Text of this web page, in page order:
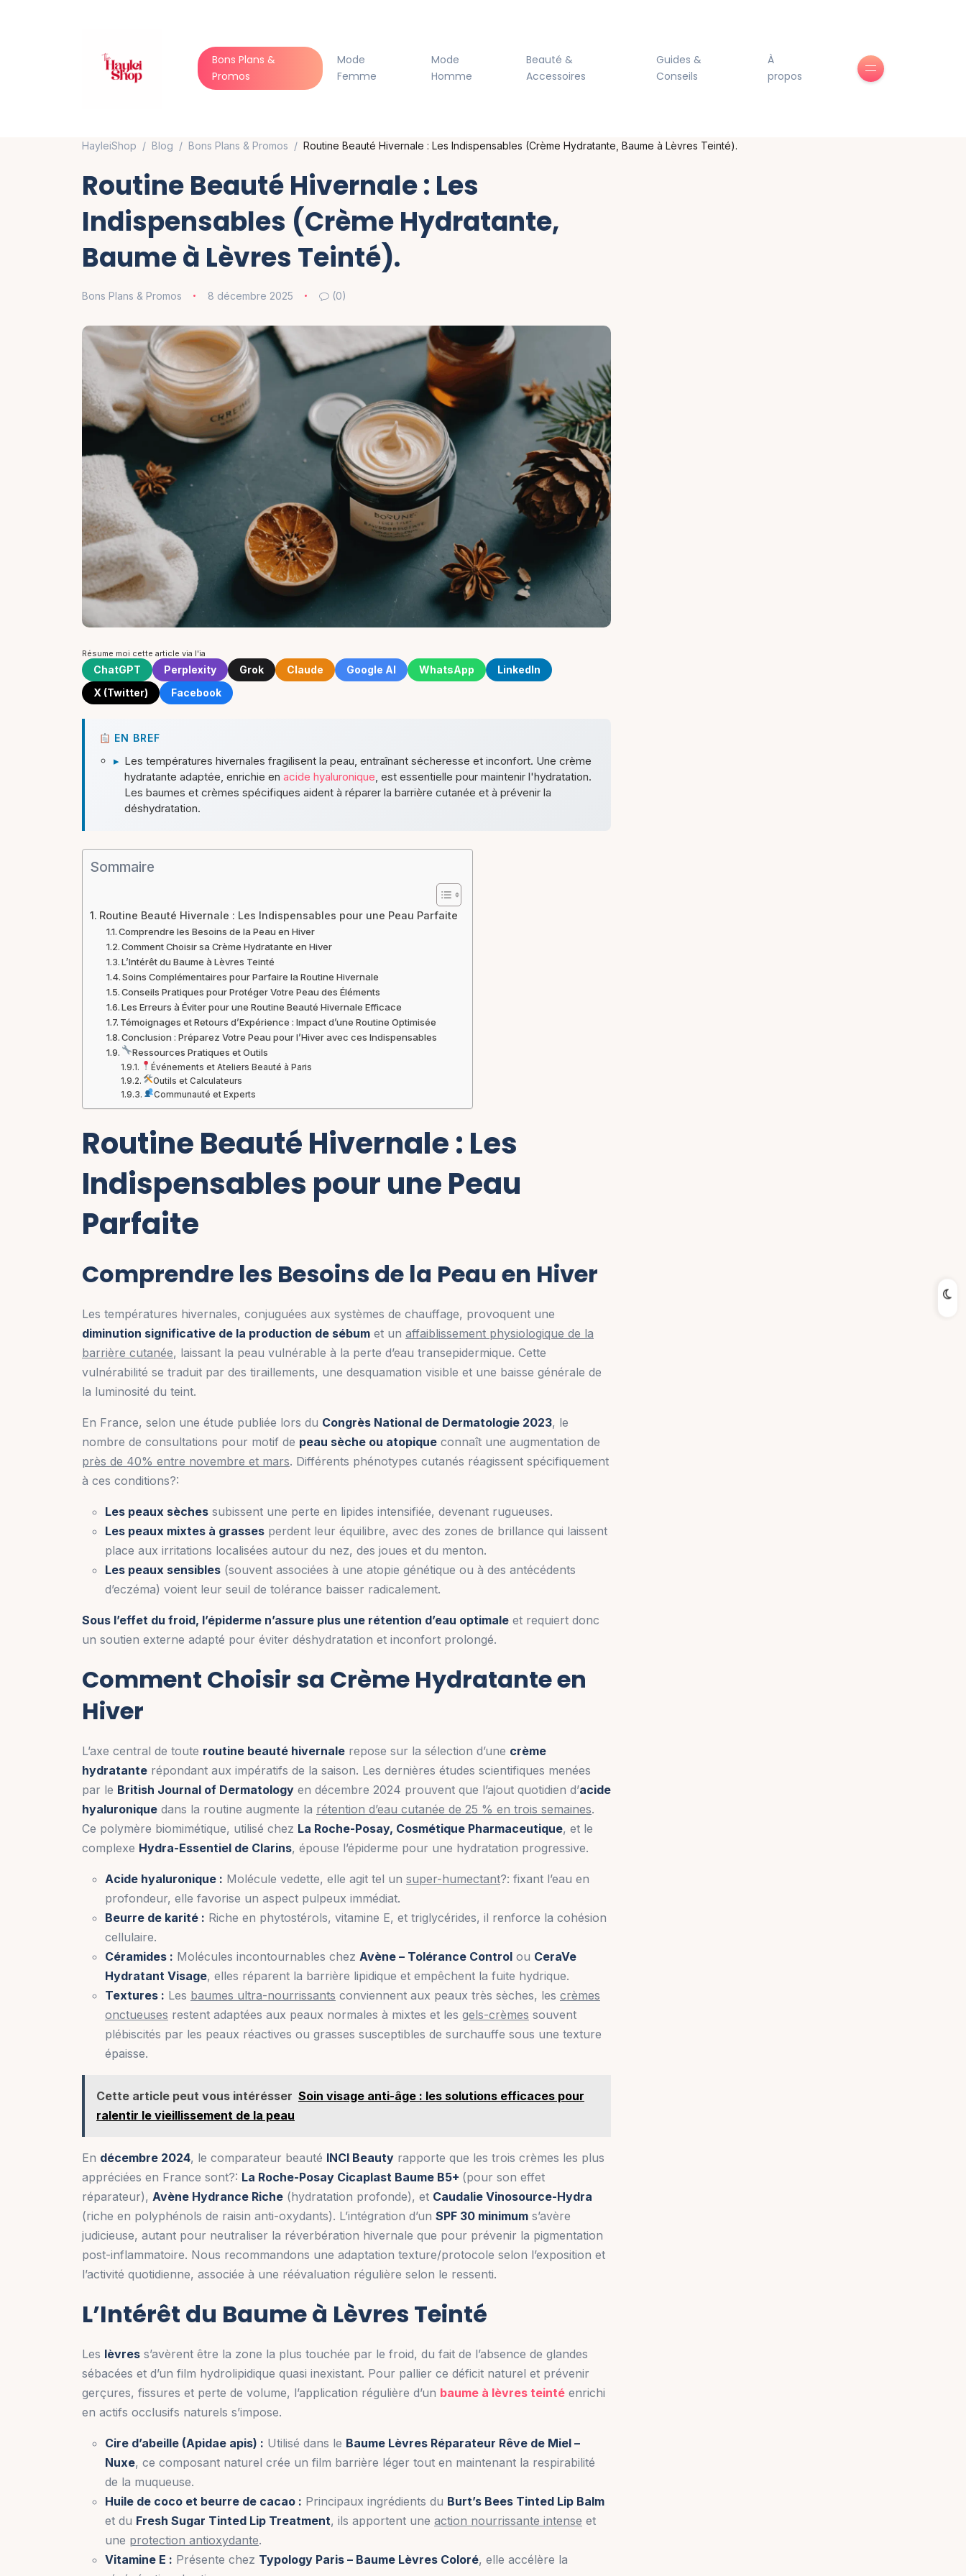
Bons Plans &
Promos
Mode
Femme
Mode
Homme
Beauté &
Accessoires
Guides &
Conseils
À
propos
HayleiShop Blog Bons Plans & Promos Routine Beauté Hivernale : Les Indispensables (Crème Hydratante, Baume à Lèvres Teinté).
Routine Beauté Hivernale : Les
Indispensables (Crème Hydratante,
Baume à Lèvres Teinté).
Bons Plans & Promos 8 décembre 2025 (0)
Résume moi cette article via l'ia
ChatGPT Perplexity Grok Claude Google AI WhatsApp
LinkedIn
X (Twitter)
Facebook
EN BREF
▸ Les températures hivernales fragilisent la peau, entraînant sécheresse et inconfort. Une crème
hydratante adaptée, enrichie en acide hyaluronique, est essentielle pour maintenir l'hydratation.
Les baumes et crèmes spécifiques aident à réparer la barrière cutanée et à prévenir la
déshydratation.
Sommaire
Routine Beauté Hivernale : Les Indispensables pour une Peau Parfaite
Comprendre les Besoins de la Peau en Hiver
Comment Choisir sa Crème Hydratante en Hiver
L’Intérêt du Baume à Lèvres Teinté
Soins Complémentaires pour Parfaire la Routine Hivernale
Conseils Pratiques pour Protéger Votre Peau des Éléments
Les Erreurs à Éviter pour une Routine Beauté Hivernale Efficace
Témoignages et Retours d’Expérience : Impact d’une Routine Optimisée
Conclusion : Préparez Votre Peau pour l’Hiver avec ces Indispensables
Ressources Pratiques et Outils
Événements et Ateliers Beauté à Paris
Outils et Calculateurs
Communauté et Experts
Routine Beauté Hivernale : Les
Indispensables pour une Peau
Parfaite
Comprendre les Besoins de la Peau en Hiver
Les températures hivernales, conjuguées aux systèmes de chauffage, provoquent une
diminution significative de la production de sébum et un affaiblissement physiologique de la
barrière cutanée, laissant la peau vulnérable à la perte d’eau transepidermique. Cette
vulnérabilité se traduit par des tiraillements, une desquamation visible et une baisse générale de
la luminosité du teint.
En France, selon une étude publiée lors du Congrès National de Dermatologie 2023, le
nombre de consultations pour motif de peau sèche ou atopique connaît une augmentation de
près de 40% entre novembre et mars. Différents phénotypes cutanés réagissent spécifiquement
à ces conditions?:
Les peaux sèches subissent une perte en lipides intensifiée, devenant rugueuses.
Les peaux mixtes à grasses perdent leur équilibre, avec des zones de brillance qui laissent
place aux irritations localisées autour du nez, des joues et du menton.
Les peaux sensibles (souvent associées à une atopie génétique ou à des antécédents
d’eczéma) voient leur seuil de tolérance baisser radicalement.
Sous l’effet du froid, l’épiderme n’assure plus une rétention d’eau optimale et requiert donc
un soutien externe adapté pour éviter déshydratation et inconfort prolongé.
Comment Choisir sa Crème Hydratante en
Hiver
L’axe central de toute routine beauté hivernale repose sur la sélection d’une crème
hydratante répondant aux impératifs de la saison. Les dernières études scientifiques menées
par le British Journal of Dermatology en décembre 2024 prouvent que l’ajout quotidien d’acide
hyaluronique dans la routine augmente la rétention d’eau cutanée de 25 % en trois semaines.
Ce polymère biomimétique, utilisé chez La Roche-Posay, Cosmétique Pharmaceutique, et le
complexe Hydra-Essentiel de Clarins, épouse l’épiderme pour une hydratation progressive.
Acide hyaluronique : Molécule vedette, elle agit tel un super-humectant?: fixant l’eau en
profondeur, elle favorise un aspect pulpeux immédiat.
Beurre de karité : Riche en phytostérols, vitamine E, et triglycérides, il renforce la cohésion
cellulaire.
Céramides : Molécules incontournables chez Avène – Tolérance Control ou CeraVe
Hydratant Visage, elles réparent la barrière lipidique et empêchent la fuite hydrique.
Textures : Les baumes ultra-nourrissants conviennent aux peaux très sèches, les crèmes
onctueuses restent adaptées aux peaux normales à mixtes et les gels-crèmes souvent
plébiscités par les peaux réactives ou grasses susceptibles de surchauffe sous une texture
épaisse.
Cette article peut vous intérésser Soin visage anti-âge : les solutions efficaces pour
ralentir le vieillissement de la peau
En décembre 2024, le comparateur beauté INCI Beauty rapporte que les trois crèmes les plus
appréciées en France sont?: La Roche-Posay Cicaplast Baume B5+ (pour son effet
réparateur), Avène Hydrance Riche (hydratation profonde), et Caudalie Vinosource-Hydra
(riche en polyphénols de raisin anti-oxydants). L’intégration d’un SPF 30 minimum s’avère
judicieuse, autant pour neutraliser la réverbération hivernale que pour prévenir la pigmentation
post-inflammatoire. Nous recommandons une adaptation texture/protocole selon l’exposition et
l’activité quotidienne, associée à une réévaluation régulière selon le ressenti.
L’Intérêt du Baume à Lèvres Teinté
Les lèvres s’avèrent être la zone la plus touchée par le froid, du fait de l’absence de glandes
sébacées et d’un film hydrolipidique quasi inexistant. Pour pallier ce déficit naturel et prévenir
gerçures, fissures et perte de volume, l’application régulière d’un baume à lèvres teinté enrichi
en actifs occlusifs naturels s’impose.
Cire d’abeille (Apidae apis) : Utilisé dans le Baume Lèvres Réparateur Rêve de Miel –
Nuxe, ce composant naturel crée un film barrière léger tout en maintenant la respirabilité
de la muqueuse.
Huile de coco et beurre de cacao : Principaux ingrédients du Burt’s Bees Tinted Lip Balm
et du Fresh Sugar Tinted Lip Treatment, ils apportent une action nourrissante intense et
une protection antioxydante.
Vitamine E : Présente chez Typology Paris – Baume Lèvres Coloré, elle accélère la